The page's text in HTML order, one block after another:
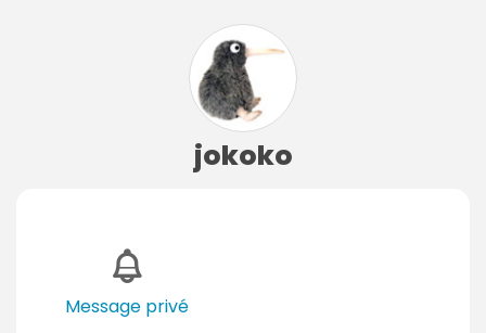
jokoko
Message privé